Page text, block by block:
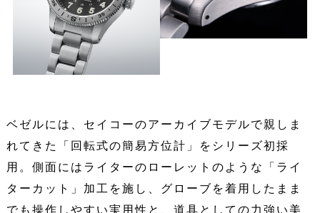
ベゼルには、セイコーのアーカイブモデルで親しま
れてきた「回転式の簡易方位計」をシリーズ初採
用。側面にはライターのローレットのような「ライ
ターカット」加工を施し、グローブを着用したまま
でも操作しやすい実用性と、道具としての力強い美